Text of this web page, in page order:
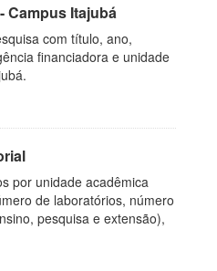
Campus Itajubá
com título, ano,
financiadora e unidade
por unidade acadêmica
de laboratórios, número
pesquisa e extensão),